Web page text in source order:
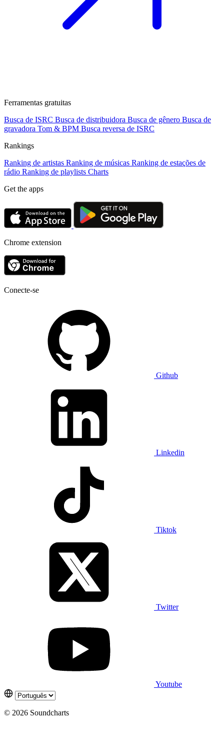
Ferramentas gratuitas
Busca de ISRC Busca de distribuidora Busca de gênero Busca de
gravadora Tom & BPM Busca reversa de ISRC
Rankings
Ranking de artistas Ranking de músicas Ranking de estações de
rádio Ranking de playlists Charts
Get the apps
Chrome extension
Conecte-se
Github
Linkedin
Tiktok
Twitter
Youtube
© 2026 Soundcharts